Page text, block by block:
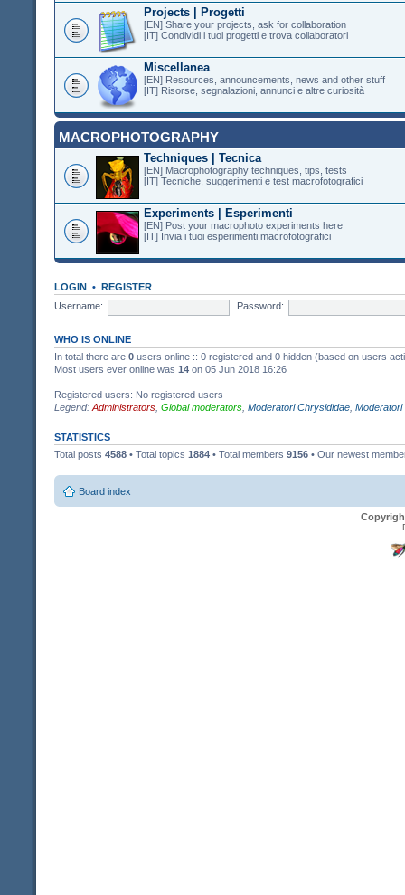
Projects | Progetti
[EN] Share your projects, ask for collaboration
[IT] Condividi i tuoi progetti e trova collaboratori
Miscellanea
[EN] Resources, announcements, news and other stuff
[IT] Risorse, segnalazioni, annunci e altre curiosità
MACROPHOTOGRAPHY
Techniques | Tecnica
[EN] Macrophotography techniques, tips, tests
[IT] Tecniche, suggerimenti e test macrofotografici
Experiments | Esperimenti
[EN] Post your macrophoto experiments here
[IT] Invia i tuoi esperimenti macrofotografici
LOGIN • REGISTER
Username:
Password:
WHO IS ONLINE
In total there are 0 users online :: 0 registered and 0 hidden (based on users
Most users ever online was 14 on 05 Jun 2018 16:26
Registered users: No registered users
Legend: Administrators Global moderators Moderatori Chrysididae
STATISTICS
Total posts 4588 • Total topics 1884 • Total members 9156 • Our newest
Board index